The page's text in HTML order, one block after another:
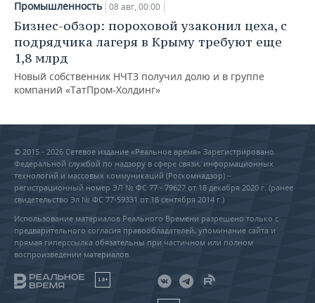
Промышленность 08 авг, 00:00
Бизнес-обзор: пороховой узаконил цеха, с
подрядчика лагеря в Крыму требуют еще
1,8 млрд
Новый собственник НЧТЗ получил долю и в группе
компаний «ТатПром-Холдинг»
© 2015 - 2026 Сетевое издание «Реальное время» Зарегистрировано
Федеральной службой по надзору в сфере связи, информационных
технологий и массовых коммуникаций (Роскомнадзор) –
регистрационный номер ЭЛ № ФС 77 - 79627 от 18 декабря 2020 г. (ранее
свидетельство Эл № ФС 77-59331 от 18 сентября 2014 г.)
Использование материалов Реального Времени разрешено только с
предварительного согласия правообладателей, упоминание сайта и
прямая гиперссылка обязательны при частичном или полном
воспроизведении материалов.
18+